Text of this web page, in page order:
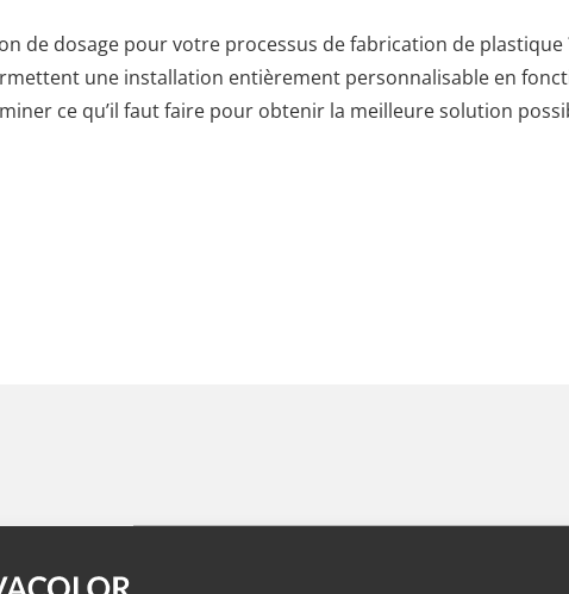
de dosage pour votre processus de fabrication de plastique
une installation entièrement personnalisable en
ce qu’il faut faire pour obtenir la meilleure solution